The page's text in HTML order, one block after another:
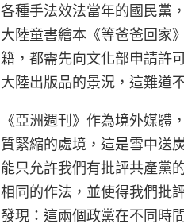
各種手法效法當年的國民黨
大陸童書繪本《等爸爸回家
籍，都需先向文化部申請許
大陸出版品的景況，這難道
《亞洲週刊》作為境外媒
質緊縮的處境，這是雪中送
能只允許我們有批評共產黨
相同的作法，並使得我們批
發現：這兩個政黨在不同時